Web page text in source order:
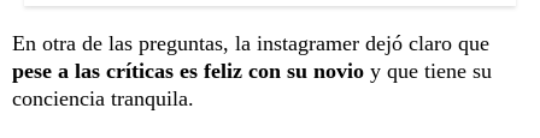
En otra de las preguntas, la instagramer dejó claro que
pese a las críticas es feliz con su novio y que tiene su
conciencia tranquila.